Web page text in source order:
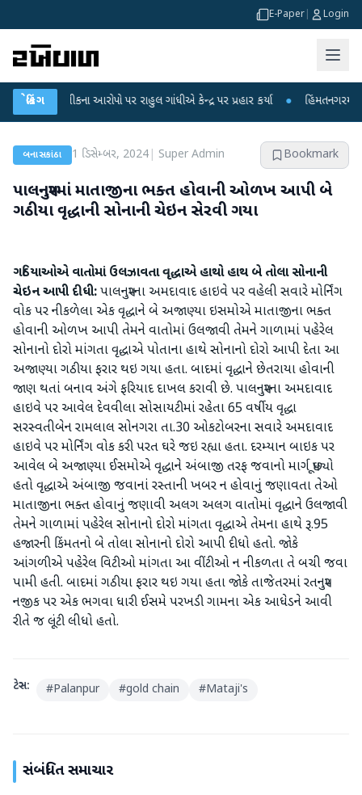
E-Paper Login
બ્રેકિંગ
લીકના આરોપો પર રાહુલ ગાંધીએ કેન્દ્ર પર પ્રહાર કર્યા ● હિંમતનગરમાં રહસ્યમય
બનાસકાંઠા 1 ડિસેમ્બર, 2024| Super Admin Bookmark
પાલનપુરમાં માતાજીના ભક્ત હોવાની ઓળખ આપી બે
ગઠીયા વૃદ્ધાની સોનાની ચેઇન સેરવી ગયા
ગઠિયાઓએ વાતોમાં ઉલઝાવતા વૃદ્ધાએ હાથો હાથ બે તોલા સોનાની
ચેઇન આપી દીધી:પાલનપુરના અમદાવાદ હાઇવે પર વહેલી સવારે મોર્નિંગ
વોક પર નીકળેલા એક વૃદ્ધાને બે અજાણ્યા ઇસમોએ માતાજીના ભક્ત
હોવાની ઓળખ આપી તેમને વાતોમાં ઉલજાવી તેમને ગાળામાં પહેરેલ
સોનાનો દોરો માંગતા વૃદ્ધાએ પોતાના હાથે સોનાનો દોરો આપી દેતા આ
અજાણ્યા ગઠીયા ફરાર થઇ ગયા હતા. બાદમાં વૃદ્ધાને છેતરાયા હોવાની
જાણ થતાં બનાવ અંગે ફરિયાદ દાખલ કરાવી છે. પાલનપુરના અમદાવાદ
હાઇવે પર આવેલ દેવવીલા સોસાયટીમાં રહેતા 65 વર્ષીય વૃદ્ધા
સરસ્વતીબેન રામલાલ સોનગરા તા.30 ઓકટોબરના સવારે અમદાવાદ
હાઇવે પર મોર્નિંગ વોક કરી પરત ઘરે જઇ રહ્યા હતા. દરમ્યાન બાઇક પર
આવેલ બે અજાણ્યા ઈસમોએ વૃદ્ધાને અંબાજી તરફ જવાનો માર્ગ પૂછ્યો
હતો વૃદ્ધાએ અંબાજી જવાનાં રસ્તાની ખબર ન હોવાનું જણાવતા તેઓ
માતાજીના ભક્ત હોવાનું જણાવી અલગ અલગ વાતોમાં વૃદ્ધાને ઉલજાવી
તેમને ગાળામાં પહેરેલ સોનાનો દોરો માંગતા વૃદ્ધાએ તેમના હાથે રૂ.95
હજારની કિંમતનો બે તોલા સોનાનો દોરો આપી દીધો હતો. જોકે
આંગળીએ પહેરેલ વિટીઓ માંગતા આ વીંટીઓ ન નીકળતા તે બચી જવા
પામી હતી. બાદમાં ગઠીયા ફરાર થઇ ગયા હતા જોકે તાજેતરમાં રતનપુર
નજીક પર એક ભગવા ધારી ઈસમે પરખડી ગામના એક આધેડને આવી
રીતે જ લૂંટી લીધો હતો.
ટેગ્સ: #Palanpur #gold chain #Mataji's
સંબંધિત સમાચાર